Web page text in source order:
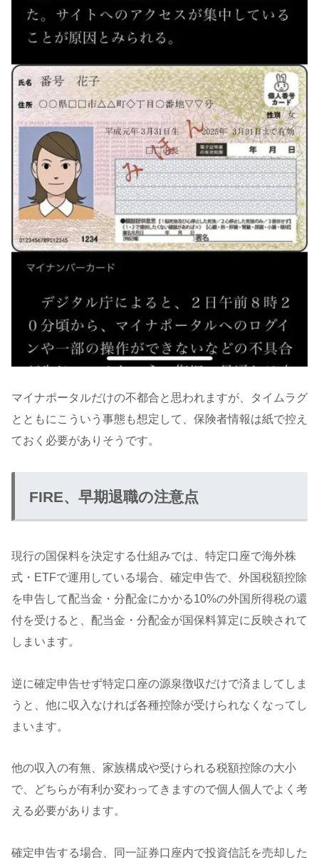
マイナポータルだけの不都合と思われますが、タイムラグ
とともにこういう事態も想定して、保険者情報は紙で控え
ておく必要がありそうです。
FIRE、早期退職の注意点
現行の国保料を決定する仕組みでは、特定口座で海外株
式・ETFで運用している場合、確定申告で、外国税額控除
を申告して配当金・分配金にかかる10%の外国所得税の還
付を受けると、配当金・分配金が国保料算定に反映されて
しまいます。
逆に確定申告せず特定口座の源泉徴収だけで済ましてしま
うと、他に収入なければ各種控除が受けられなくなってし
まいます。
他の収入の有無、家族構成や受けられる税額控除の大小
で、どちらが有利か変わってきますので個人個人でよく考
える必要があります。
確定申告する場合、同一証券口座内で投資信託を売却した